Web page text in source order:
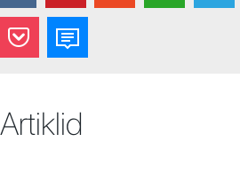
Artiklid